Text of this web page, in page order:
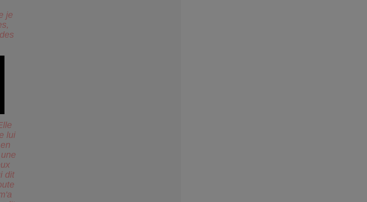
je
lui
dit